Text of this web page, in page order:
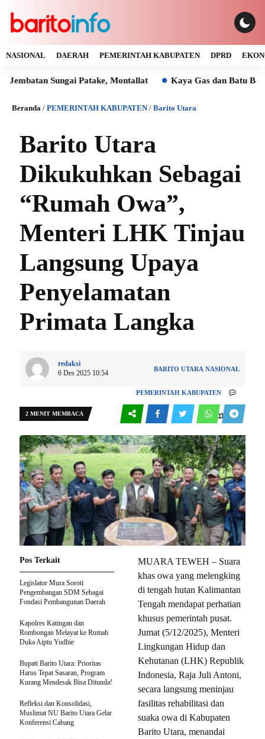
NASIONAL DAERAH PEMERINTAH KABUPATEN DPRD
Sungai Patake, Montallat Kaya Gas dan Batu Bara
Beranda / PEMERINTAH KABUPATEN/ Barito Utara
Barito Utara
Dikukuhkan Sebagai
“Rumah Owa”,
Menteri LHK Tinjau
Langsung Upaya
Penyelamatan
Primata Langka
redaksi
6 Des 2025 10:54
BARITO UTARA NASIONAL
PEMERINTAH KABUPATEN
0 402
2 MENIT MEMBACA
MUARA TEWEH – Suara
khas owa yang melengking
di tengah hutan Kalimantan
Tengah mendapat perhatian
khusus pemerintah pusat.
Jumat (5/12/2025), Menteri
Lingkungan Hidup dan
Kehutanan (LHK) Republik
Indonesia, Raja Juli Antoni,
secara langsung meninjau
fasilitas rehabilitasi dan
suaka owa di Kabupaten
Barito Utara, menandai
Pos Terkait
Legislator Mura Soroti
Pengembangan SDM Sebagai
Fondasi Pembangunan Daerah
Kapolres Katingan dan
Rombongan Melayat ke Rumah
Duka Aiptu Yudhie
Bupati Barito Utara: Prioritas
Harus Tepat Sasaran, Program
Kurang Mendesak Bisa Ditunda!
Refleksi dan Konsolidasi,
Muslimat NU Barito Utara Gelar
Konferensi Cabang